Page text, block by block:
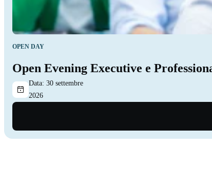
OPEN DAY
Open Evening Executive e
Data: 30 settembre
2026